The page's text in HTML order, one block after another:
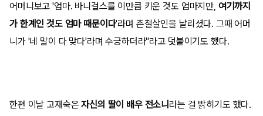
어머니보고 '엄마. 바니걸스를 이만큼 키운 것도 엄마지만, 여기까지
가 한계인 것도 엄마 때문이다'라며 촌철살인을 날리셨다. 그때 어머
니가 '네 말이 다 맞다'라며 수긍하더라"라고 덧붙이기도 했다.
한편 이날 고재숙은자신의 딸이 배우 전소니 라는 걸 밝히기도 했다.